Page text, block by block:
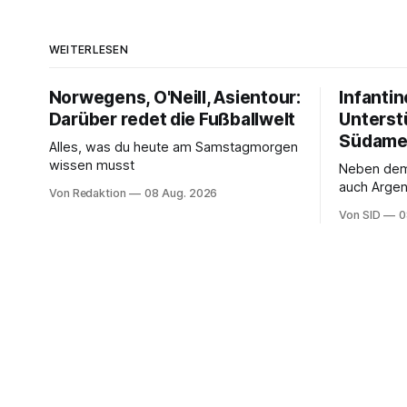
WEITERLESEN
Norwegens, O'Neill, Asientour:
Darüber redet die Fußballwelt
Alles, was du heute am Samstagmorgen
wissen musst
Von Redaktion 08 Aug. 2026
Neben
auch
Von SID